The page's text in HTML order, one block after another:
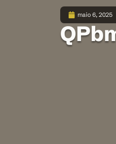
maio 6, 2025